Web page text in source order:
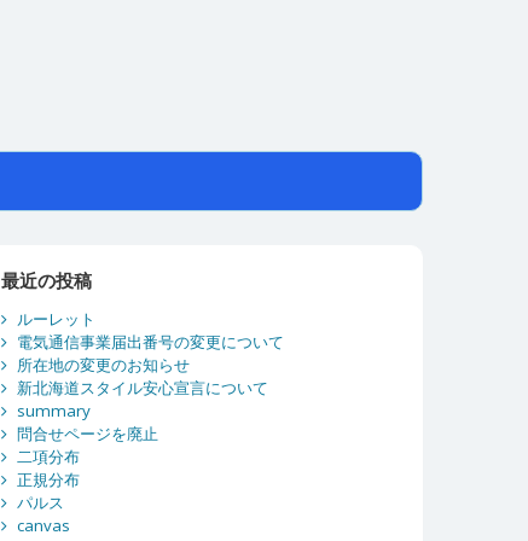
最近の投稿
ルーレット
電気通信事業届出番号の変更について
所在地の変更のお知らせ
新北海道スタイル安心宣言について
summary
問合せページを廃止
二項分布
正規分布
パルス
canvas